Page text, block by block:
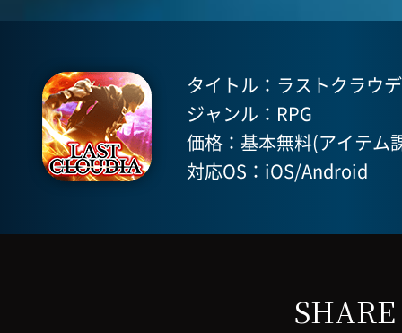
タイトル：ラストクラウ
ジャンル：RPG
価格：基本無料(アイテム
対応OS：iOS/Android
SHARE